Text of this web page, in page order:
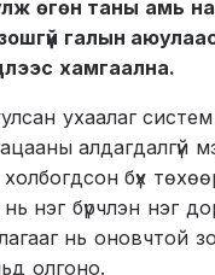
өгөн таны амь
галын
хамгаална.
ухаалаг
алдагдалгүй
бүх
нэг бүрчлэн нэг
нь оновчтой
олгоно.